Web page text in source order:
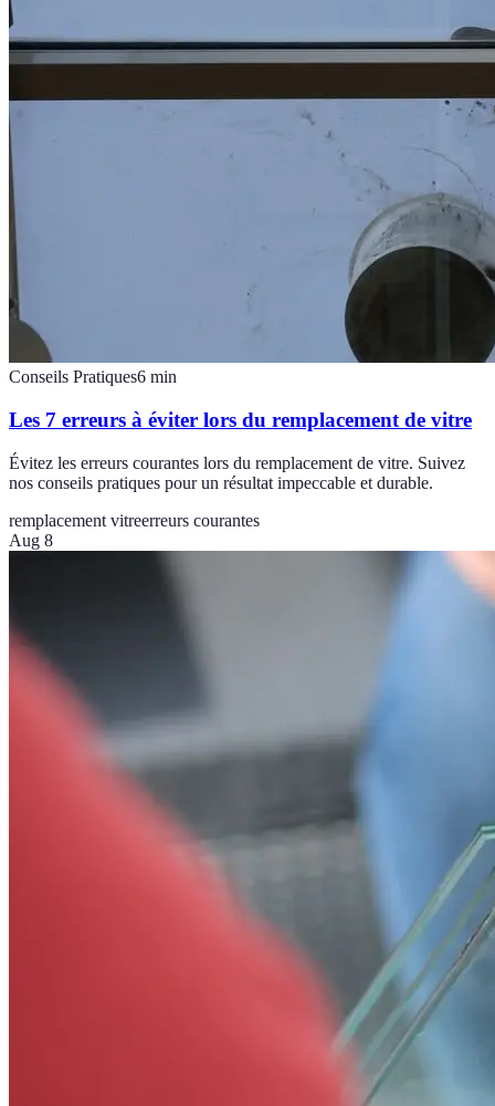
Conseils Pratiques6 min
Les 7 erreurs à éviter lors du remplacement de vitre
Évitez les erreurs courantes lors du remplacement de vitre. Suivez
nos conseils pratiques pour un résultat impeccable et durable.
remplacement vitreerreurs courantes
Aug 8